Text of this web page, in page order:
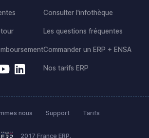
Consulter l'infothèque
Les questions fréquentes
Commander un ERP + ENSA
Nos tarifs ERP
2017 France ERP.
nous Support Tarifs